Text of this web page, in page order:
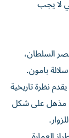
لا يجب
السلطان،
بامون.
نظرة تاريخية
مذهل على شكل